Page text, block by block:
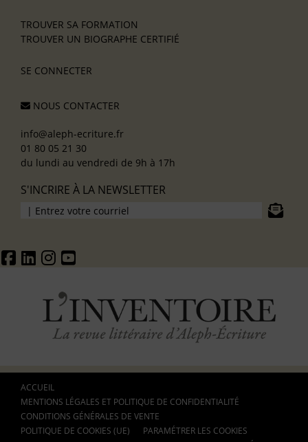
TROUVER SA FORMATION
TROUVER UN BIOGRAPHE CERTIFIÉ
SE CONNECTER
NOUS CONTACTER
info@aleph-ecriture.fr
01 80 05 21 30
du lundi au vendredi de 9h à 17h
S'INCRIRE À LA NEWSLETTER
ACCUEIL
MENTIONS LÉGALES ET POLITIQUE DE CONFIDENTIALITÉ
CONDITIONS GÉNÉRALES DE VENTE
POLITIQUE DE COOKIES (UE)
PARAMÉTRER LES COOKIES